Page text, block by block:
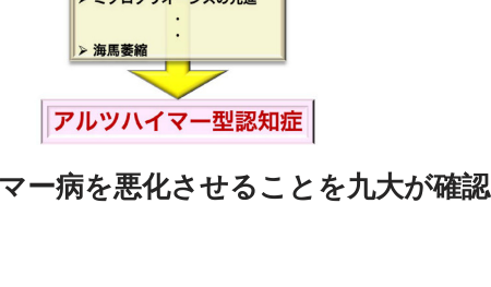
ー病を悪化させることを九大が確認